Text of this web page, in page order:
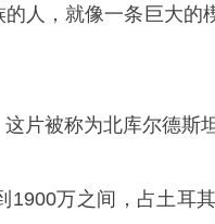
人，就像一条巨大的
片被称为北库尔德斯
1900万之间，占土耳